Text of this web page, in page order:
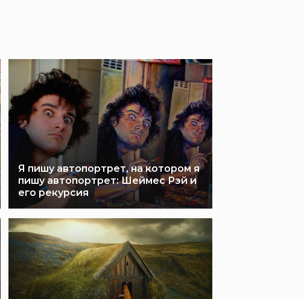
Я пишу автопортрет, на котором я
пишу автопортрет: Шеймес Рэй и
его рекурсия